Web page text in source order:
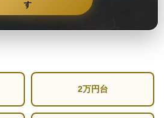
す
2万円台